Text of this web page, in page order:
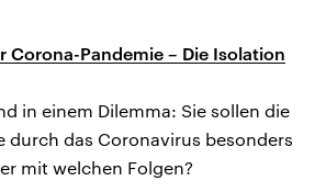
Corona-Pandemie – Die Isolation
in einem Dilemma: Sie sollen die
durch das Coronavirus besonders
mit welchen Folgen?